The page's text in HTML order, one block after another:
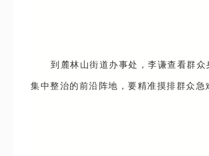
到麓林山街道办事处，李谦查看群
集中整治的前沿阵地，要精准摸排群众